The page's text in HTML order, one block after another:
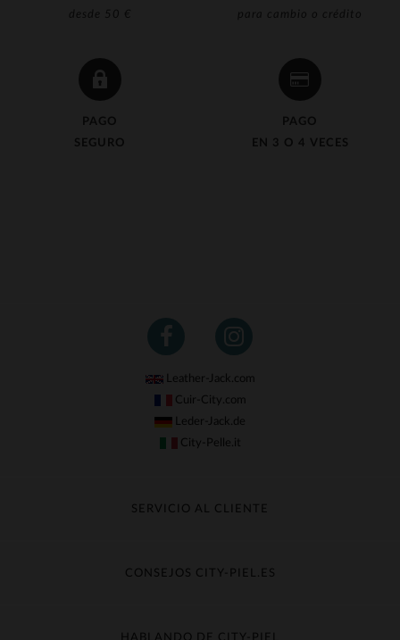
desde 50 €
para cambio o crédito
PAGO
SEGURO
PAGO
EN 3 O 4 VECES
Leather-Jack.com
Cuir-City.com
Leder-Jack.de
City-Pelle.it
SERVICIO AL CLIENTE
Cambio & Reembolso
Contacte con el servicio de atención al cliente
CONSEJOS CITY-PIEL.ES
Guía de materiales